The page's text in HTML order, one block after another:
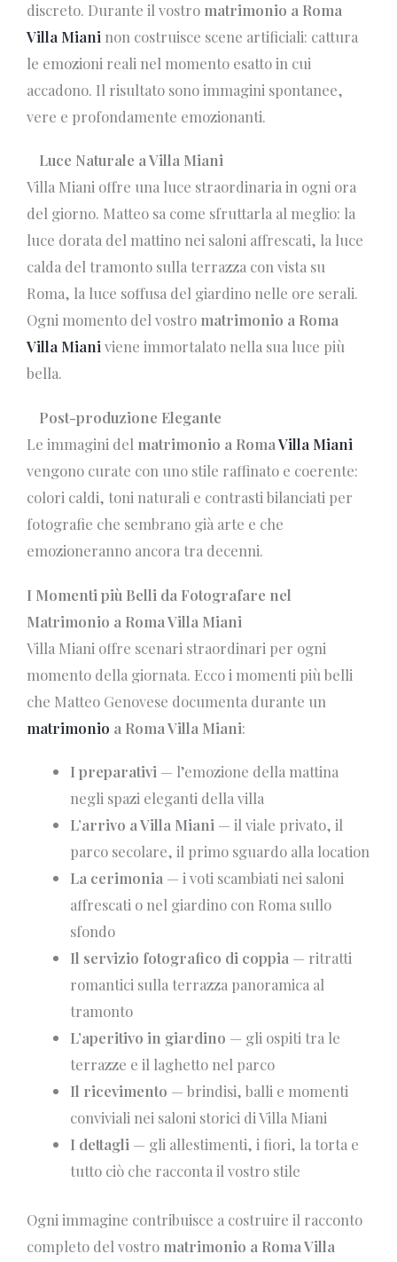
discreto. Durante il vostro matrimonio a Roma
Villa Miani non costruisce scene artificiali: cattura
le emozioni reali nel momento esatto in cui
accadono. Il risultato sono immagini spontanee,
vere e profondamente emozionanti.
Luce Naturale a Villa Miani
Villa Miani offre una luce straordinaria in ogni ora
del giorno. Matteo sa come sfruttarla al meglio: la
luce dorata del mattino nei saloni affrescati, la luce
calda del tramonto sulla terrazza con vista su
Roma, la luce soffusa del giardino nelle ore serali.
Ogni momento del vostro matrimonio a Roma
Villa Miani viene immortalato nella sua luce più
bella.
Post-produzione Elegante
Le immagini del matrimonio a RomaVilla Miani
vengono curate con uno stile raffinato e coerente:
colori caldi, toni naturali e contrasti bilanciati per
fotografie che sembrano già arte e che
emozioneranno ancora tra decenni.
I Momenti più Belli da Fotografare nel
Matrimonio a Roma Villa Miani
Villa Miani offre scenari straordinari per ogni
momento della giornata. Ecco i momenti più belli
che Matteo Genovese documenta durante un
matrimonio a Roma Villa Miani:
I preparativi — l’emozione della mattina
negli spazi eleganti della villa
L’arrivo a Villa Miani — il viale privato, il
parco secolare, il primo sguardo alla location
La cerimonia — i voti scambiati nei saloni
affrescati o nel giardino con Roma sullo
sfondo
Il servizio fotografico di coppia — ritratti
romantici sulla terrazza panoramica al
tramonto
L’aperitivo in giardino — gli ospiti tra le
terrazze e il laghetto nel parco
Il ricevimento — brindisi, balli e momenti
conviviali nei saloni storici di Villa Miani
I dettagli — gli allestimenti, i fiori, la torta e
tutto ciò che racconta il vostro stile
Ogni immagine contribuisce a costruire il racconto
completo del vostro matrimonio a Roma Villa